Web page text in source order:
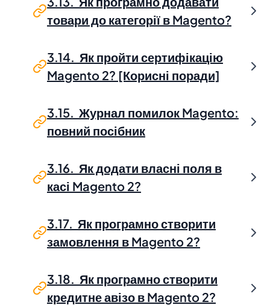
товари до категорії в Magento?
3.14. Як пройти сертифікацію
Magento 2? [Корисні поради]
3.15. Журнал помилок Magento:
повний посібник
3.16. Як додати власні поля в
касі Magento 2?
3.17. Як програмно створити
замовлення в Magento 2?
3.18. Як програмно створити
кредитне авізо в Magento 2?